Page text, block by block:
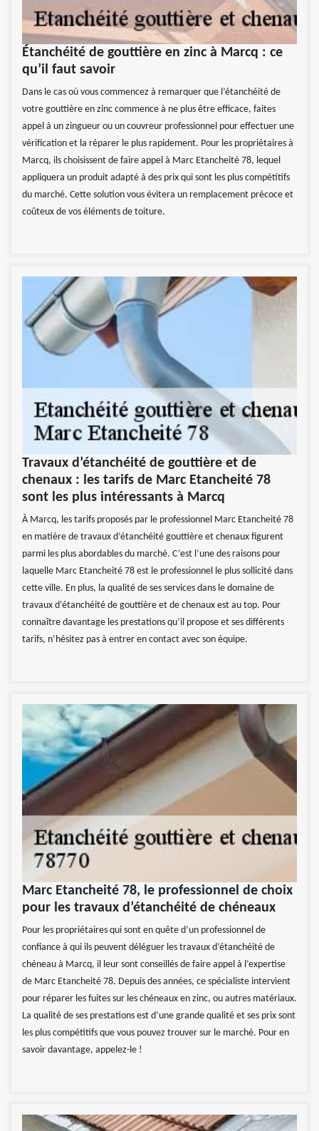
Étanchéité de gouttière en zinc à Marcq : ce
qu’il faut savoir
Dans le cas où vous commencez à remarquer que l’étanchéité de
votre gouttière en zinc commence à ne plus être efficace, faites
appel à un zingueur ou un couvreur professionnel pour effectuer une
vérification et la réparer le plus rapidement. Pour les propriétaires à
Marcq, ils choisissent de faire appel à Marc Etancheité 78, lequel
appliquera un produit adapté à des prix qui sont les plus compétitifs
du marché. Cette solution vous évitera un remplacement précoce et
coûteux de vos éléments de toiture.
Travaux d’étanchéité de gouttière et de
chenaux : les tarifs de Marc Etancheité 78
sont les plus intéressants à Marcq
À Marcq, les tarifs proposés par le professionnel Marc Etancheité 78
en matière de travaux d’étanchéité gouttière et chenaux figurent
parmi les plus abordables du marché. C’est l’une des raisons pour
laquelle Marc Etancheité 78 est le professionnel le plus sollicité dans
cette ville. En plus, la qualité de ses services dans le domaine de
travaux d’étanchéité de gouttière et de chenaux est au top. Pour
connaître davantage les prestations qu’il propose et ses différents
tarifs, n’hésitez pas à entrer en contact avec son équipe.
Marc Etancheité 78, le professionnel de choix
pour les travaux d’étanchéité de chéneaux
Pour les propriétaires qui sont en quête d’un professionnel de
confiance à qui ils peuvent déléguer les travaux d’étanchéité de
chéneau à Marcq, il leur sont conseillés de faire appel à l’expertise
de Marc Etancheité 78. Depuis des années, ce spécialiste intervient
pour réparer les fuites sur les chéneaux en zinc, ou autres matériaux.
La qualité de ses prestations est d’une grande qualité et ses prix sont
les plus compétitifs que vous pouvez trouver sur le marché. Pour en
savoir davantage, appelez-le !